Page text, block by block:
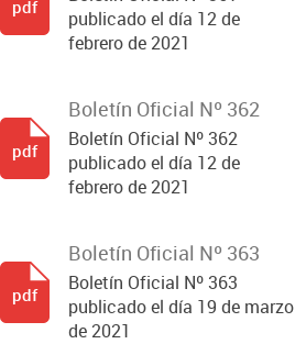
publicado el día 12 de
febrero de 2021
pdf
Boletín Oficial Nº 362
Boletín Oficial Nº 362
publicado el día 12 de
febrero de 2021
pdf
Boletín Oficial Nº 363
Boletín Oficial Nº 363
publicado el día 19 de marzo
de 2021
pdf